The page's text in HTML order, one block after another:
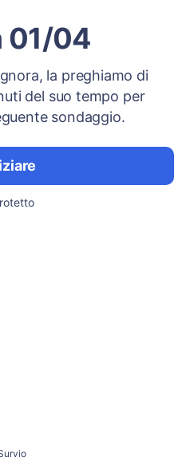
01/04
la preghiamo di
del suo tempo per
sondaggio.